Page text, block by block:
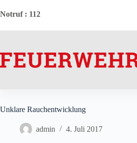
Inhalt
Notruf: 112
Unklare Rauchentwicklung
admin 4. Juli 2017